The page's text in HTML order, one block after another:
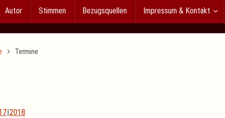
Autor Stimmen Bezugsquellen Impressum & Kontakt
Termine
2018